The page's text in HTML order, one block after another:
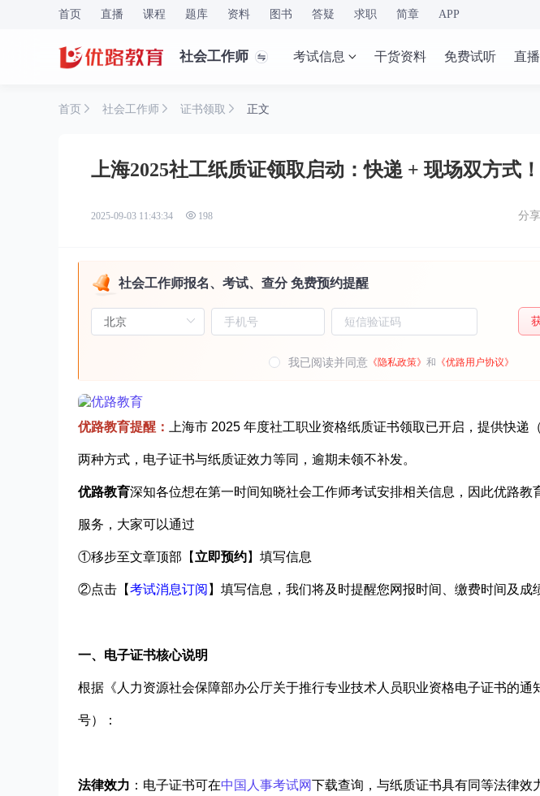
首页 直播 课程 题库 资料 图书 答疑 求职 简章 APP
社会工作师 考试信息 干货资料 免费试听 直播
首页 社会工作师 证书领取 正文
上海2025社工纸质证领取启动：快递 + 现场双方式！
2025-09-03 11:43:34 198 分享
社会工作师报名、考试、查分 免费预约提醒
我已阅读并同意 《隐私政策》 和 《优路用户协议》
优路教育提醒： 上海市 2025 年度社工职业资格纸质证书领取已开启，提供快递
两种方式，电子证书与纸质证效力等同，逾期未领不补发。
优路教育深知各位想在第一时间知晓社会工作师考试安排相关信息，因此优路教
服务， 大家可以通过
①移步至文章顶部 【 立即预约】填写信息
②点击 【考试消息订阅 】 填写信息，我们将及时提醒您网报时间、缴费时间及成
一、电子证书核心说明
根据《人力资源社会保障部办公厅关于推行专业技术人员职业资格电子证书的通
号）：
法律效力 ：电子证书可在中国人事考试网下载查询，与纸质证书具有同等法律效